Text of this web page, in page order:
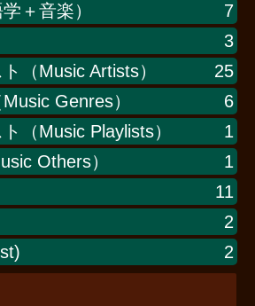
＋音楽）
7
3
（Music Artists）
25
Genres）
6
（Music Playlists）
1
Others）
1
11
2
2